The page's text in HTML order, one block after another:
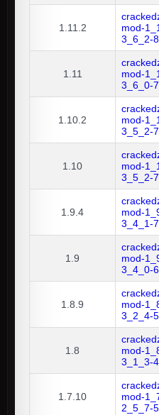
1.11.2
mod-
3_6_2-
1.11
mod-
3_6_0-
1.10.2
mod-
3_5_2-
1.10
mod-
3_5_2-
1.9.4
mod-
3_4_1-
1.9
mod-
3_4_0-
1.8.9
mod-
3_2_4-
1.8
mod-
3_1_3-
1.7.10
mod-
2_5_7-